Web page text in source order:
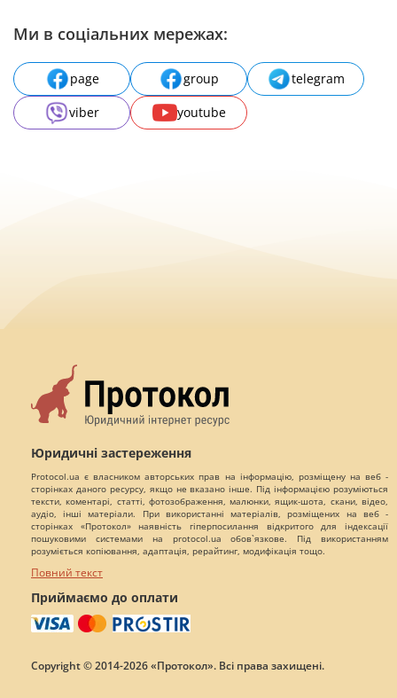
Ми в соціальних мережах:
page group
telegram
viber
youtube
Юридичні застереження
Protocol.ua є власником авторських прав на інформацію, розміщену на веб -
сторінках даного ресурсу, якщо не вказано інше. Під інформацією розуміються
тексти, коментарі, статті, фотозображення, малюнки, ящик-шота, скани, відео,
аудіо, інші матеріали. При використанні матеріалів, розміщених на веб -
сторінках «Протокол» наявність гіперпосилання відкритого для індексації
пошуковими системами на protocol.ua обов`язкове. Під використанням
розуміється копіювання, адаптація, рерайтинг, модифікація тощо.
Повний текст
Приймаємо до оплати
Copyright © 2014-2026 «Протокол». Всі права захищені.